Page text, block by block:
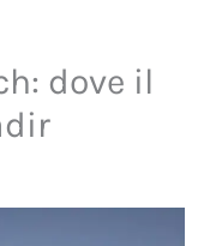
dove il